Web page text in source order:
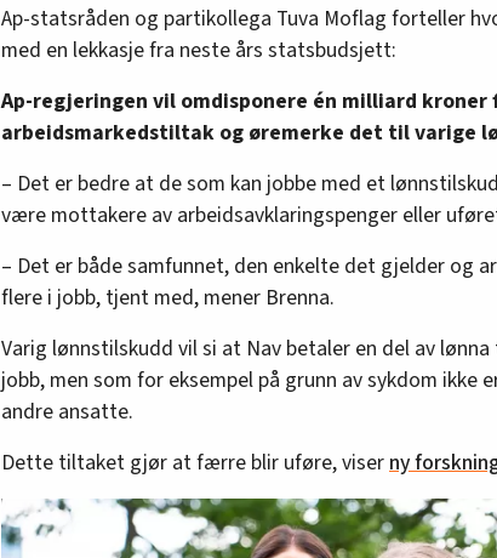
Ap-statsråden og partikollega Tuva Moflag forteller
med en lekkasje fra neste års statsbudsjett:
Ap-regjeringen vil omdisponere én milliard kroner
arbeidsmarkedstiltak og øremerke det til varige
– Det er bedre at de som kan jobbe med et
være mottakere av arbeidsavklaringspenger eller
– Det er både samfunnet, den enkelte det gjelder og
flere i jobb, tjent med, mener Brenna.
Varig lønnstilskudd vil si at Nav betaler en del av
jobb, men som for eksempel på grunn av sykdom ikke
andre ansatte.
Dette tiltaket gjør at færre blir uføre, viserny